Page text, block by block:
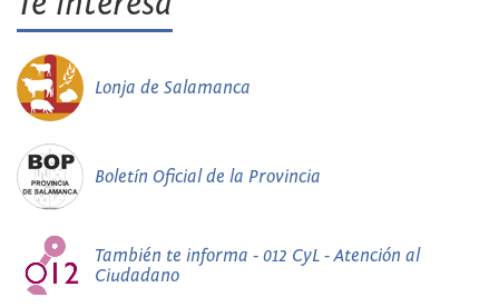
Lonja de Salamanca
Boletín Oficial de la Provincia
También te informa - 012 CyL - Atención al
Ciudadano